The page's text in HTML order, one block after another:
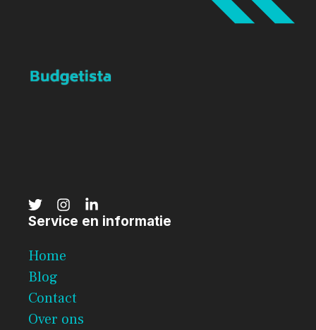
Service en informatie
Home
Blog
Contact
Over ons